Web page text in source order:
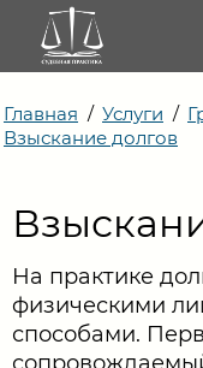
Главная / Услуги /
Взыскание долгов
На практике
физическими
способами.
УСЛУГИ
ЦЕНЫ
КОНТАКТЫ